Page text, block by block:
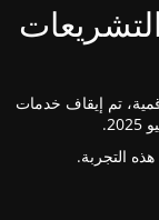
تم إيقاف خدمات
التجربة.